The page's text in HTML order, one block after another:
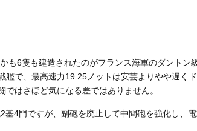
も6隻も建造されたのがフランス海軍のダントン
艦で、最高速力19.25ノットは安芸よりやや遅く
はさほど気になる差ではありません。
基4門ですが、副砲を廃止して中間砲を強化し、